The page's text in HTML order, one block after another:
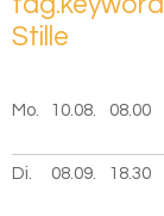
Stil­le
Mo. 10.08. 2026
08.00
Di. 08.09. 2026
18.30